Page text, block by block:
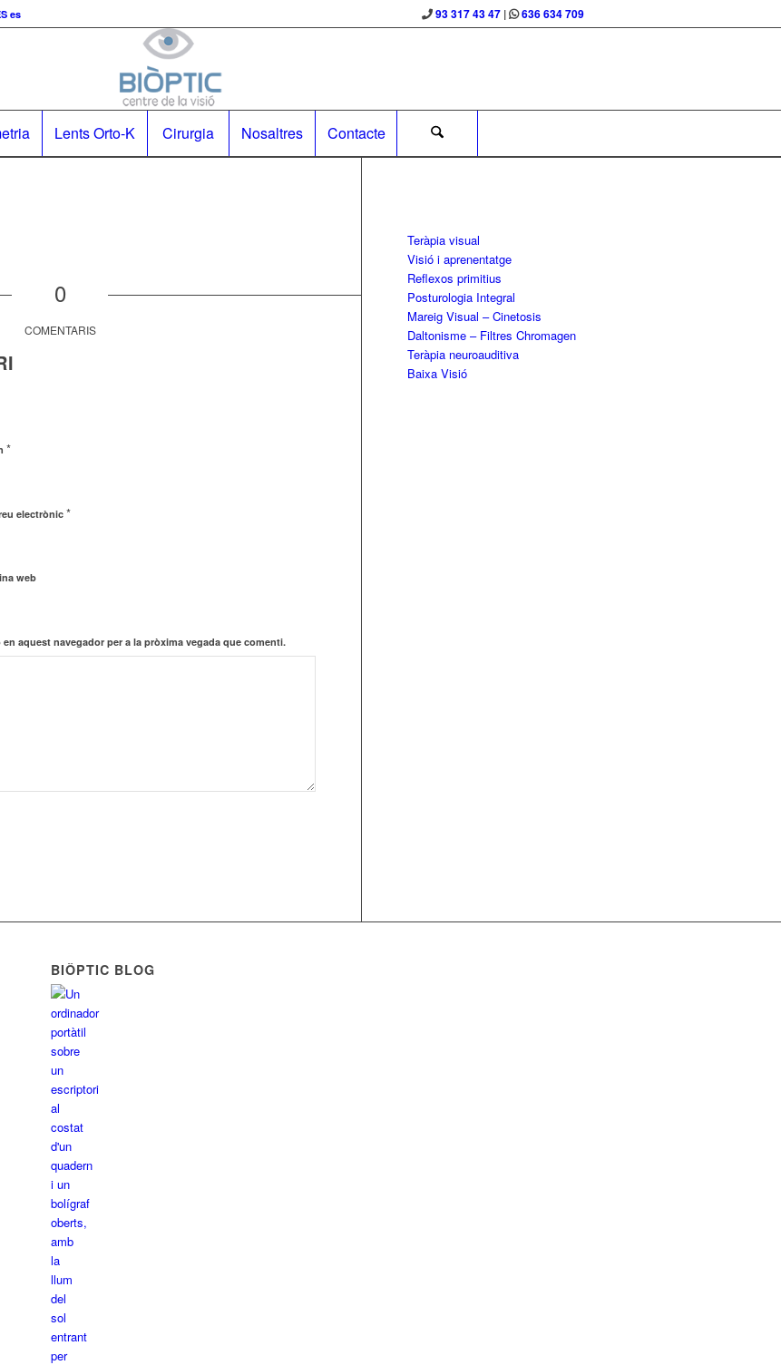
es 93 317 43 47 | 636 634 709
Lents Orto-K Cirurgia Nosaltres Contacte
0
COMENTARIS
*
electrònic *
web
aquest navegador per a la pròxima vegada que comenti.
Teràpia visual
Visió i aprenentatge
Reflexos primitius
Posturologia Integral
Mareig Visual – Cinetosis
Daltonisme – Filtres Chromagen
Teràpia neuroauditiva
Baixa Visió
BIÔPTIC BLOG